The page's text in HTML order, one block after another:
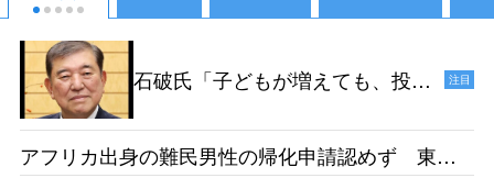
石破氏「子どもが増えても、投票
からねえ。その時、私たちは政治
家をやっていないでしょう」［デ
注目
アフリカ出身の難民男性の帰化申請認めず 東京